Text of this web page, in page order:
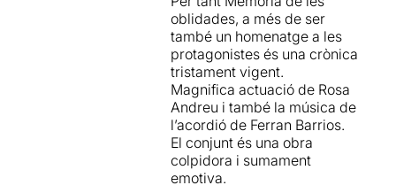
perFerran Barrios, es posa
en la pell de les quatre
dones empresonades i de
l’única dona afusellada i que
encara romanen a la fossa
comuna de la ciutat.
MEMÒRIA DE LES
OBLIDADESamb text i
dramatúrgia de
oblidades, a més de ser
també un homenatge a les
protagonistes és una crònica
tristament vigent.
Magnifica actuació de Rosa
Andreu i també la música de
l’acordió de Ferran Barrios.
El conjunt és una obra
colpidora i sumament
emotiva.